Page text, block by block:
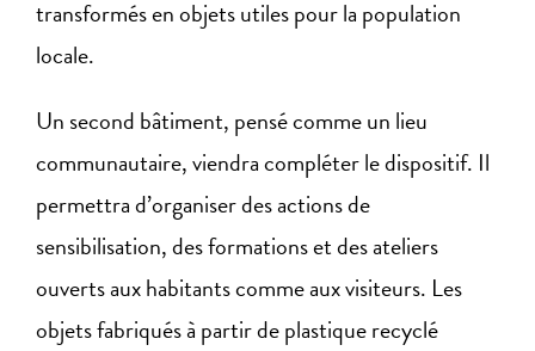
transformés en objets utiles pour la population
locale.
Un second bâtiment, pensé comme un lieu
communautaire, viendra compléter le dispositif. Il
permettra d’organiser des actions de
sensibilisation, des formations et des ateliers
ouverts aux habitants comme aux visiteurs. Les
objets fabriqués à partir de plastique recyclé